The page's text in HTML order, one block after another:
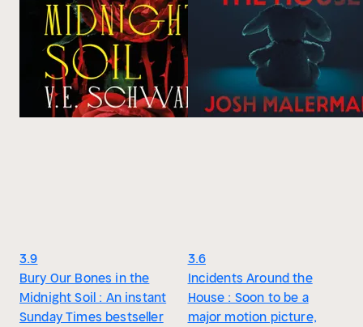
3.9
Bury Our Bones in the
Midnight Soil : An instant
Sunday Times bestseller
3.6
Incidents Around the
House : Soon to be a
major motion picture,